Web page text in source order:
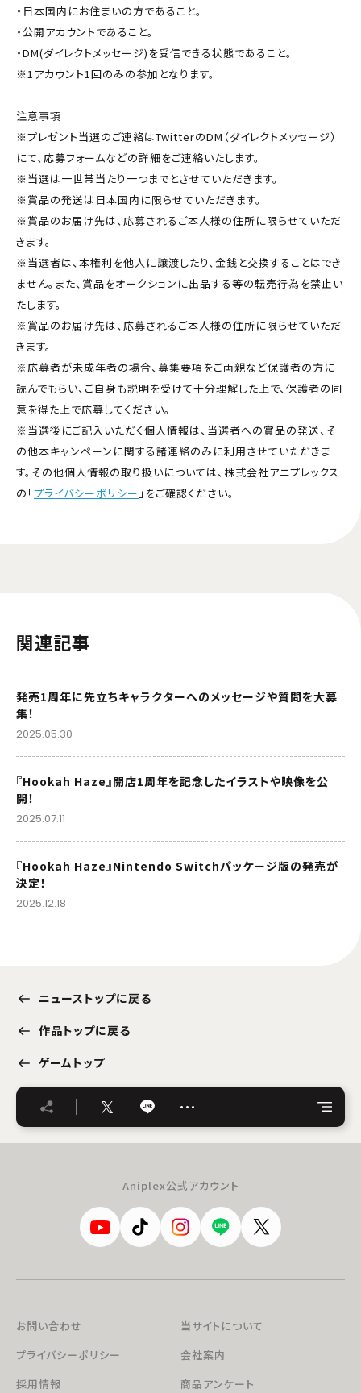
・日本国内にお住まいの方であること。
・公開アカウントであること。
・DM(ダイレクトメッセージ)を受信できる状態であること。
※1アカウント1回のみの参加となります。
注意事項
※プレゼント当選のご連絡はTwitterのDM（ダイレクトメッセージ）
にて、応募フォームなどの詳細をご連絡いたします。
※当選は一世帯当たり一つまでとさせていただきます。
※賞品の発送は日本国内に限らせていただきます。
※賞品のお届け先は、応募されるご本人様の住所に限らせていただ
きます。
※当選者は、本権利を他人に譲渡したり、金銭と交換することはでき
ません。また、賞品をオークションに出品する等の転売行為を禁止い
たします。
※賞品のお届け先は、応募されるご本人様の住所に限らせていただ
きます。
※応募者が未成年者の場合、募集要項をご両親など保護者の方に
読んでもらい、ご自身も説明を受けて十分理解した上で、保護者の同
意を得た上で応募してください。
※当選後にご記入いただく個人情報は、当選者への賞品の発送、そ
の他本キャンペーンに関する諸連絡のみに利用させていただきま
す。その他個人情報の取り扱いについては、株式会社アニプレックス
の「プライバシーポリシー 」をご確認ください。
関連記事
発売1周年に先立ちキャラクターへのメッセージや質問を大募
集！
2025.05.30
『Hookah Haze』開店1周年を記念したイラストや映像を公
開！
2025.07.11
『Hookah Haze』Nintendo Switchパッケージ版の発売が
決定！
2025.12.18
ニューストップに戻る
作品トップに戻る
ゲームトップ
…
Aniplex公式アカウント
お問い合わせ
当サイトについて
プライバシーポリシー
会社案内
採用情報
商品アンケート